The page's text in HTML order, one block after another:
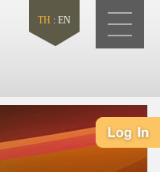
TH : EN